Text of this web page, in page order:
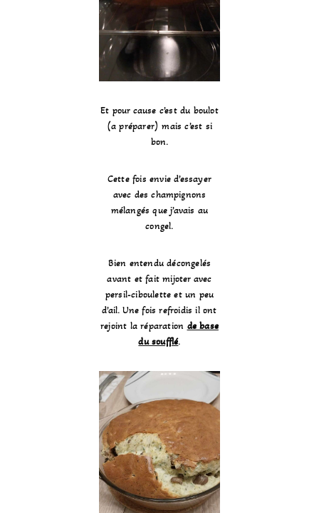
Et pour cause c’est du boulot
(a préparer) mais c’est si
bon.
Cette fois envie d’essayer
avec des champignons
mélangés que j’avais au
congel.
Bien entendu décongelés
avant et fait mijoter avec
persil-ciboulette et un peu
d’ail. Une fois refroidis il ont
rejoint la réparation de base
du soufflé.